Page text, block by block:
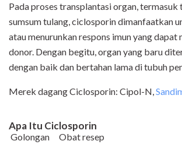
Pada proses transplantasi organ, termasuk
sumsum tulang, ciclosporin dimanfaatkan
atau menurunkan respons imun yang dapat
donor. Dengan begitu, organ yang baru
dengan baik dan bertahan lama di tubuh
Merek dagang Ciclosporin: Cipol-N,
Apa Itu Ciclosporin
Golongan
Obat resep